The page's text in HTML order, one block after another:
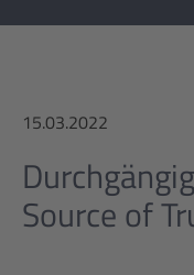
15.03.2022
Source of